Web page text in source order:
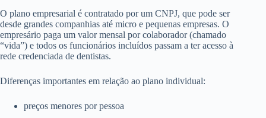
O plano empresarial é contratado por um CNPJ, que pode ser
desde grandes companhias até micro e pequenas empresas. O
empresário paga um valor mensal por colaborador (chamado
“vida”) e todos os funcionários incluídos passam a ter acesso à
rede credenciada de dentistas.
Diferenças importantes em relação ao plano individual:
preços menores por pessoa